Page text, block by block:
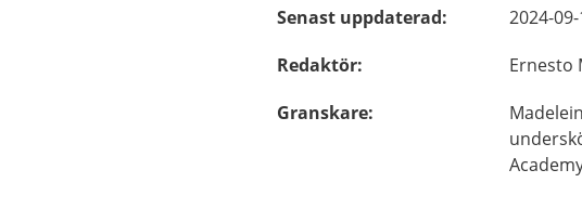
Senast uppdaterad:
2024-
Redaktör: Ernesto
Granskare: